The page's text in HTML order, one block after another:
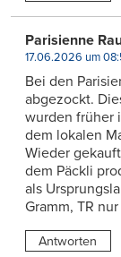
Parisienne
17.06.2026 um
Bei den
abgezockt.
wurden früher
dem lokalen
Wieder
dem Päckli
als
Gramm, TR
Antworten